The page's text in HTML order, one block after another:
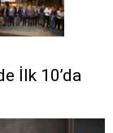
İlk 10’da